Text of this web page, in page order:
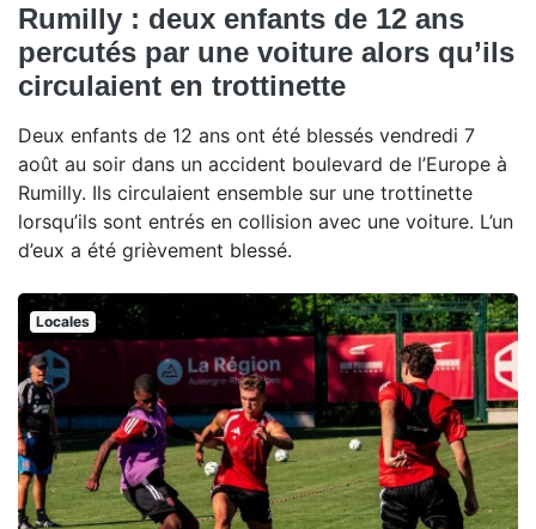
Rumilly : deux enfants de 12 ans
percutés par une voiture alors qu’ils
circulaient en trottinette
Deux enfants de 12 ans ont été blessés vendredi 7
août au soir dans un accident boulevard de l’Europe à
Rumilly. Ils circulaient ensemble sur une trottinette
lorsqu’ils sont entrés en collision avec une voiture. L’un
d’eux a été grièvement blessé.
Locales